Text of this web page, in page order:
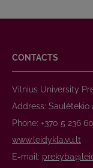
CONTACTS
Vilnius University
Address: Saulėtekio
Phone: +370 5 236
www.leidykla.vu.lt
E-mail: